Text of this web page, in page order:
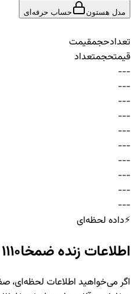
مدل هستون حساب حرفه‌ای
تعدادحجمقیمت
قیمتحجمتعداد
-
-
-
-
-
-
-
-
-
-
-
-
-
-
-
-
-
-
-
-
-
-
-
-
-
-
-
-
-
-
⚡داده لحظه‌ای
اطلاعات زندهضمخا1110